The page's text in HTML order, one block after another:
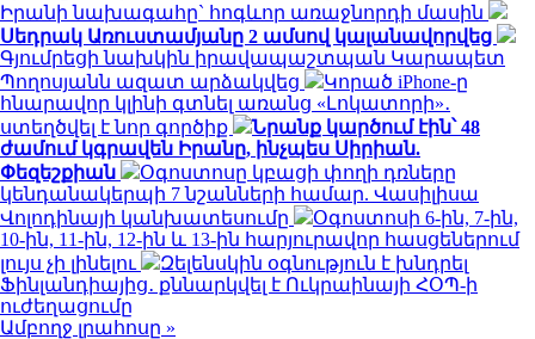
Իրանի նախագահը` հոգևոր առաջնորդի մասին
Սեդրակ Առուստամյանը 2 ամսով կալանավորվեց
Գյումրեցի նախկին իրավապաշտպան Կարապետ
Պողոսյանն ազատ արձակվեց
Կորած iPhone-ը
հնարավոր կլինի գտնել առանց «Լոկատորի»․
ստեղծվել է նոր գործիք
Նրանք կարծում էին՝ 48
ժամում կգրավեն Իրանը, ինչպես Սիրիան.
Փեզեշքիան
Օգոստոսը կբացի փողի դռները
կենդանակերպի 7 նշանների համար. Վասիլիսա
Վոլոդինայի կանխատեսումը
Օգոստոսի 6-ին, 7-ին,
10-ին, 11-ին, 12-ին և 13-ին հարյուրավոր հասցեներում
լույս չի լինելու
Զելենսկին օգնություն է խնդրել
Ֆինլանդիայից․ քննարկվել է Ուկրաինայի ՀՕՊ-ի
ուժեղացումը
Ամբողջ լրահոսը »